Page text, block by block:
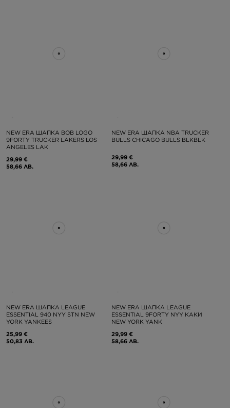
NEW ERA ШАПКА BOB LOGO
9FORTY TRUCKER LAKERS LOS
ANGELES LAK
29,99 €
58,66 ЛВ.
NEW ERA ШАПКА NBA TRUCKER
BULLS CHICAGO BULLS BLKBLK
29,99 €
58,66 ЛВ.
NEW ERA ШАПКА LEAGUE
ESSENTIAL 940 NYY STN NEW
YORK YANKEES
25,99 €
50,83 ЛВ.
NEW ERA ШАПКА LEAGUE
ESSENTIAL 9FORTY NYY КАКИ
NEW YORK YANK
29,99 €
58,66 ЛВ.